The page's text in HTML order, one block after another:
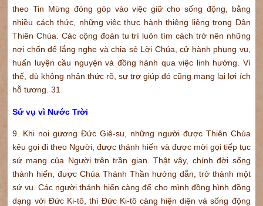
theo Tin Mừng đóng góp vào việc giữ cho sống động, bằng
nhiều cách thức, những việc thực hành thiêng liêng trong Dân
Thiên Chúa. Các cộng đoàn tu trì luôn tìm cách trở nên những
nơi chốn để lắng nghe và chia sẻ Lời Chúa, cử hành phụng vụ,
huấn luyện cầu nguyện và đồng hành qua việc linh hướng. Vì
thế, dù không nhận thức rõ, sự trợ giúp đó cũng mang lại lợi ích
hỗ tương. 31
Sứ vụ vì Nước Trời
9. Khi noi gương Đức Giê-su, những người được Thiên Chúa
kêu gọi đi theo Người, được thánh hiến và được mời gọi tiếp tục
sứ mạng của Người trên trần gian. Thật vậy, chính đời sống
thánh hiến, được Chúa Thánh Thần hướng dẫn, trở thành một
sứ vụ. Các người thánh hiến càng để cho mình đồng hình đồng
dạng với Đức Ki-tô, thì Đức Ki-tô càng hiện diện và sống động